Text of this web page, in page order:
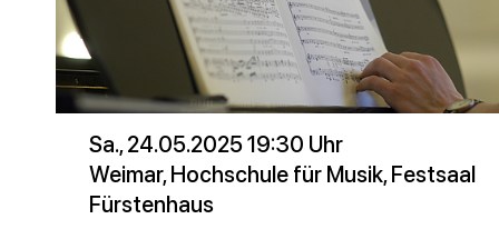
Sa., 24.05.2025 19:30 Uhr
Weimar, Hochschule für Musik, Festsaal
Fürstenhaus